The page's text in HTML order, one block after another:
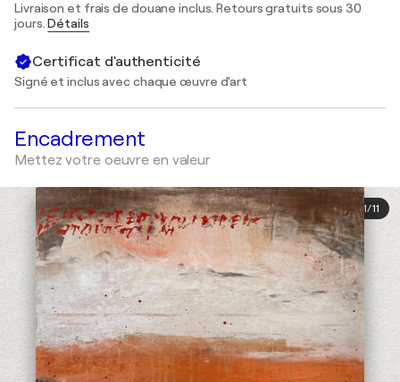
Livraison et frais de douane inclus. Retours gratuits sous 30
jours.Détails
Certificat d'authenticité
Signé et inclus avec chaque œuvre d'art
Encadrement
Mettez votre oeuvre en valeur
1/11